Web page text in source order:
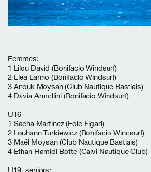
Femmes:
1 Lilou David (Bonifacio Windsurf)
2 Elea Lanno (Bonifacio Windsurf)
3 Anouk Moysan (Club Nautique Bastiais)
4 Davia Armellini (Bonifacio Windsurf)
U16:
1 Sacha Martinez (Eole Figari)
2 Louhann Turkiewicz (Bonifacio Windsurf)
3 Maël Moysan (Club Nautique Bastiais)
4 Ethan Hamidi Botte (Calvi Nautique Club)
U19+seniors: